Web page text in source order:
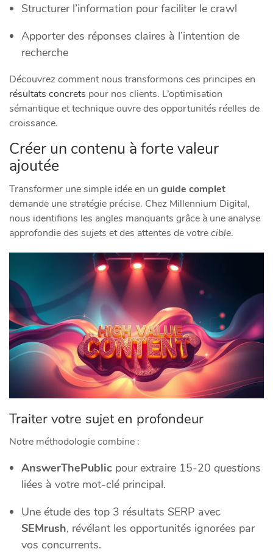
Structurer l’information pour faciliter le crawl
Apporter des réponses claires à l’intention de
recherche
Découvrez comment nous transformons ces principes en
résultats concrets pour nos clients. L’optimisation
sémantique et technique ouvre des opportunités réelles de
croissance.
Créer un contenu à forte valeur
ajoutée
Transformer une simple idée en un guide complet
demande une stratégie précise. Chez Millennium Digital,
nous identifions les angles manquants grâce à une analyse
approfondie des sujets et des attentes de votrecible.
Traiter votre sujet en profondeur
Notre méthodologie combine :
AnswerThePublic pour extraire 15-20 questions
liées à votre mot-clé principal.
Une étude des top 3 résultats SERP avec
SEMrush, révélant les opportunités ignorées par
vos concurrents.